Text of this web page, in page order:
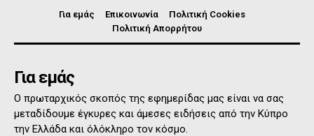
Για εμάς Επικοινωνία
Πολιτική Cookies
Πολιτική Απορρήτου
Για εμάς
Ο πρωταρχικός σκοπός της εφημερίδας μας είναι να σας
μεταδίδουμε έγκυρες και άμεσες ειδήσεις από την Κύπρο
την Ελλάδα και όλόκληρο τον κόσμο.